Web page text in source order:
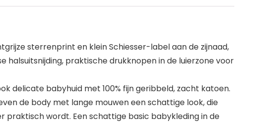
sterrenprint en klein Schiesser-label aan de zijnaad,
halsuitsnijding, praktische drukknopen in de luierzone voor
delicate babyhuid met 100% fijn geribbeld, zacht katoen.
de body met lange mouwen een schattige look, die
praktisch wordt. Een schattige basic babykleding in de